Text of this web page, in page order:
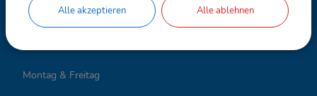
n
t
Montag & Freitag
Alle akzeptieren Alle ablehnen